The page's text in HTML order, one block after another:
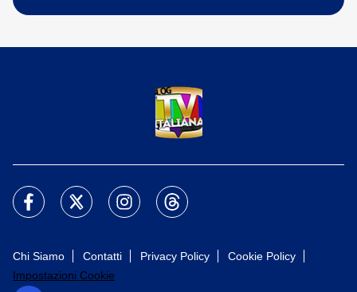
Chi Siamo Contatti Privacy Policy
Cookie Policy
Impostazioni Cookie